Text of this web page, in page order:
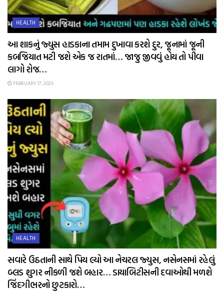
HEALTH
આ શાકનું જ્યુસ હાડકાના તમામ દુખાવા કરશે દુર, જૂનામાં જૂની
કબજિયાત મટી જશે એક જ રાતમાં… જાજુ જીવવું હોય તો પીવા
લાગો રોજ…
FEBRUARY 17, 2025
HEALTH
સવારે ઉઠતાની સાથે પિય લ્યો આ નેચરલ જ્યુસ, નસેનસમાં રહેલું
બ્લડ શુગર નીકળી જશે બહાર… ડાયાબિટીસની દવાઓથી મળશે
જિંદગીભરનો છુટકારો…